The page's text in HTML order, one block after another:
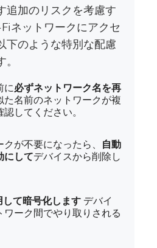
追加のリスクを考慮す
ネットワークにアクセ
下のような特別な配慮
に必ずネットワーク名を再
た名前のネットワークが複
してください。
が不要になったら、 自動
にしてデバイスから削除し
して暗号化します デバイ
ワーク間でやり取りされる